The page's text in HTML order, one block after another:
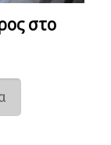
στο